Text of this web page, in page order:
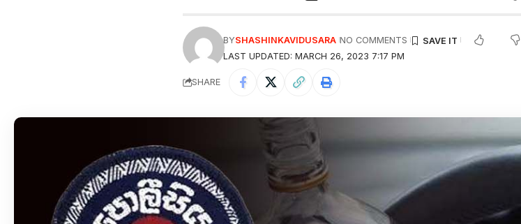
LAST UPDATED: MARCH 26, 2023 7:17 PM
BYSHASHINKAVIDUSARA NO COMMENTS
SHARE